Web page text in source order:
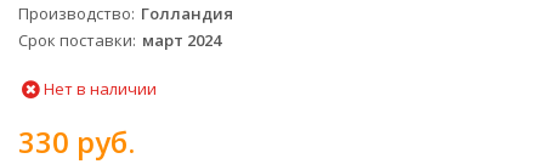
Производство Голландия
Срок поставки март 2024
Нет в наличии
330 руб.